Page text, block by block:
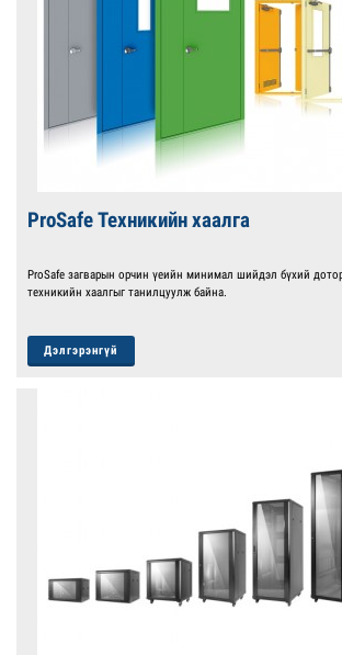
ProSafe Техникийн хаалга
ProSafe загварын орчин үеийн минимал шийдэл бүхий
техникийн хаалгыг танилцуулж байна.
Дэлгэрэнгүй